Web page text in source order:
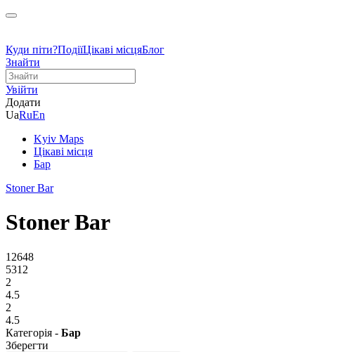
Куди піти?ПодіїЦікаві місцяБлог
Знайти
Увійти
Додати
UaRuEn
Kyiv Maps
Цікаві місця
Бар
Stoner Bar
Stoner Bar
12648
5312
2
4.5
2
4.5
Категорія - Бар
Зберегти